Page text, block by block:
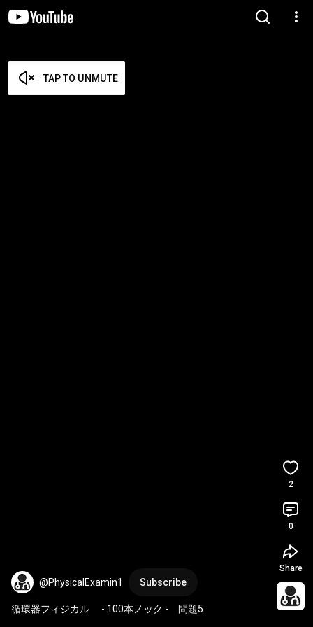
TAP TO UNMUTE
@PhysicalExamin1 Subscribe
循環器フィジカル 　- 100本ノック -　問題5
2
0
Share